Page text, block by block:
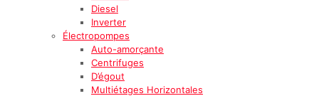
Diesel
Inverter
Électropompes
Auto-amorçante
Centrifuges
D’égout
Multiétages Horizontales